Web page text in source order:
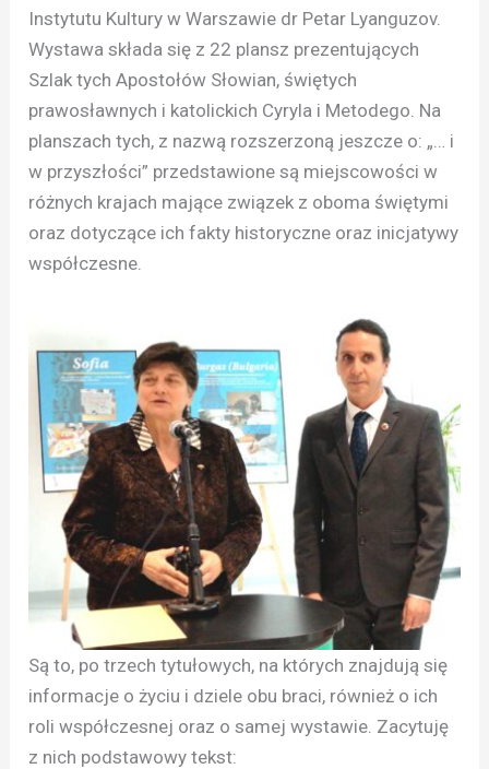
Instytutu Kultury w Warszawie dr Petar Lyanguzov.
Wystawa składa się z 22 plansz prezentujących
Szlak tych Apostołów Słowian, świętych
prawosławnych i katolickich Cyryla i Metodego. Na
planszach tych, z nazwą rozszerzoną jeszcze o: „… i
w przyszłości” przedstawione są miejscowości w
różnych krajach mające związek z oboma świętymi
oraz dotyczące ich fakty historyczne oraz inicjatywy
współczesne.
Są to, po trzech tytułowych, na których znajdują się
informacje o życiu i dziele obu braci, również o ich
roli współczesnej oraz o samej wystawie. Zacytuję
z nich podstawowy tekst: